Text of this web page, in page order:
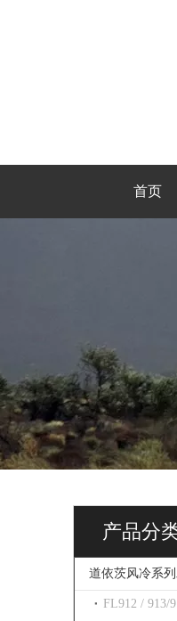
首页
产品分
道依茨风冷系
FL912 / 913/